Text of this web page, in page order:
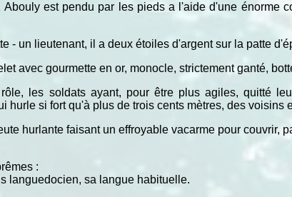
est pendu par les pieds a l'aide d'une énorme
- un lieutenant, il a deux étoiles d'argent sur la patte
avec gourmette en or, monocle, strictement ganté,
les soldats ayant, pour être plus agiles, quitté
hurle si fort qu'à plus de trois cents mètres, des voisins
hurlante faisant un effroyable vacarme pour couvrir,
:
languedocien, sa langue habituelle.